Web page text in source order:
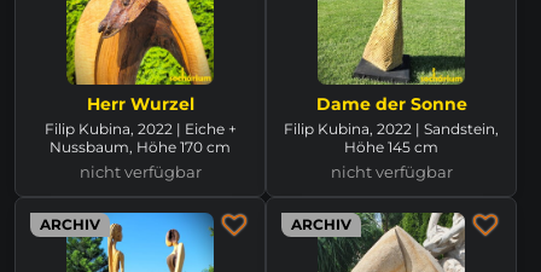
Herr Wurzel
Filip Kubina, 2022 | Eiche +
Nussbaum, Höhe 170 cm
nicht verfügbar
Dame der Sonne
Filip Kubina, 2022 | Sandstein,
Höhe 145 cm
nicht verfügbar
ARCHIV ARCHIV